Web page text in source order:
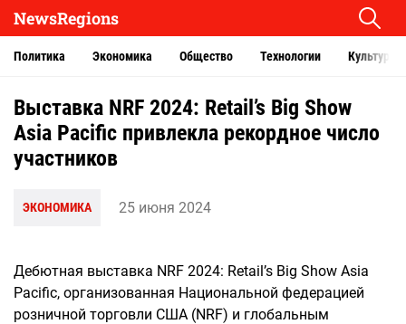
NewsRegions
Политика Экономика Общество Технологии Культура
Выставка NRF 2024: Retail’s Big Show
Asia Pacific привлекла рекордное число
участников
ЭКОНОМИКА 25 июня 2024
Дебютная выставка NRF 2024: Retail’s Big Show Asia
Pacific, организованная Национальной федерацией
розничной торговли США (NRF) и глобальным